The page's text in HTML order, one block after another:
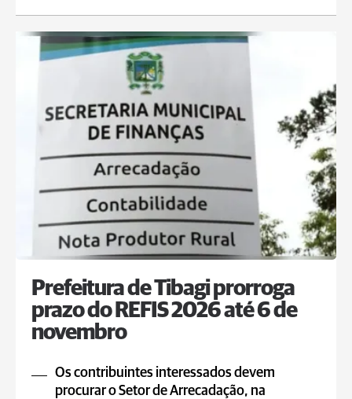
Prefeitura de Tibagi prorroga
prazo do REFIS 2026 até 6 de
novembro
Os contribuintes interessados devem
procurar o Setor de Arrecadação, na